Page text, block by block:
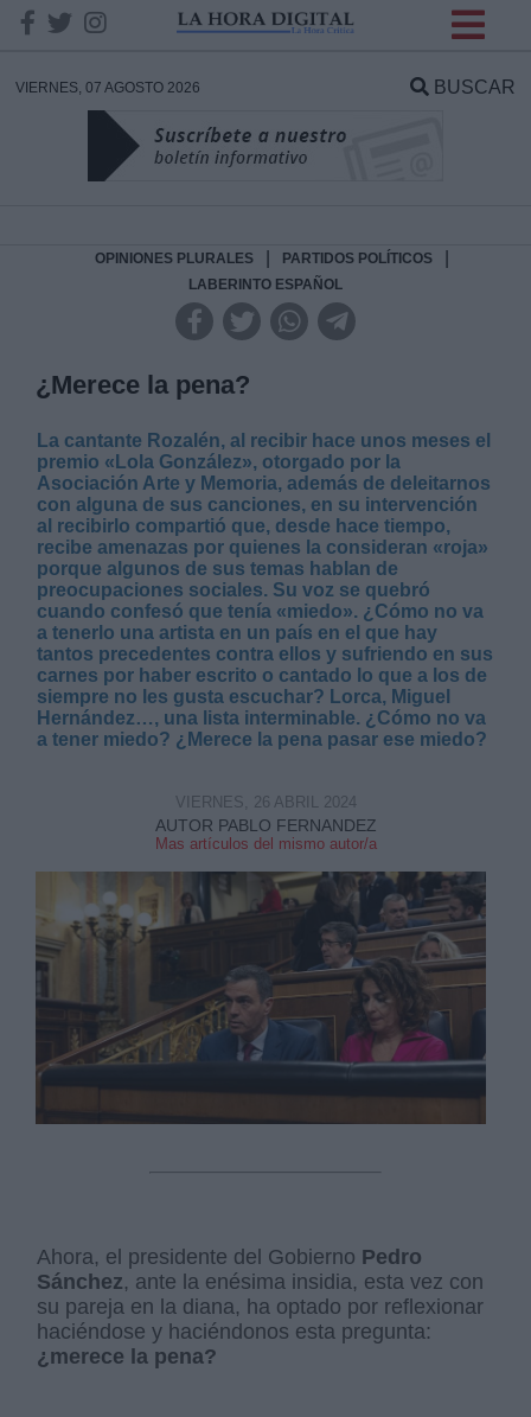
VIERNES, 07 AGOSTO 2026 BUSCAR
OPINIONES PLURALES PARTIDOS POLÍTICOS
LABERINTO ESPAÑOL
¿Merece la pena?
La cantante Rozalén, al recibir hace unos meses el
premio «Lola González», otorgado por la
Asociación Arte y Memoria, además de deleitarnos
con alguna de sus canciones, en su intervención
al recibirlo compartió que, desde hace tiempo,
recibe amenazas por quienes la consideran «roja»
porque algunos de sus temas hablan de
preocupaciones sociales. Su voz se quebró
cuando confesó que tenía «miedo». ¿Cómo no va
a tenerlo una artista en un país en el que hay
tantos precedentes contra ellos y sufriendo en sus
carnes por haber escrito o cantado lo que a los de
siempre no les gusta escuchar? Lorca, Miguel
Hernández…, una lista interminable. ¿Cómo no va
a tener miedo? ¿Merece la pena pasar ese miedo?
AUTOR PABLO FERNANDEZ
Mas artículos del mismo autor/a
VIERNES, 26 ABRIL 2024
Ahora, el presidente del Gobierno Pedro
Sánchez, ante la enésima insidia, esta vez con
su pareja en la diana, ha optado por reflexionar
haciéndose y haciéndonos esta pregunta:
¿merece la pena?
DATOS
Responsable:
Legitimación:
Destinatarios:
Derechos: